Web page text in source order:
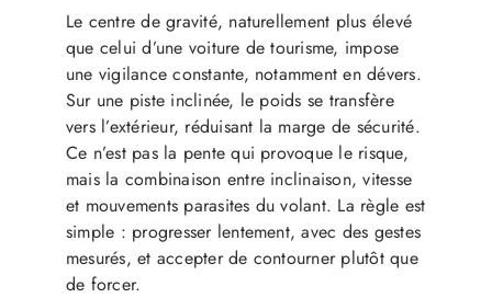
Le centre de gravité, naturellement plus élevé
que celui d’une voiture de tourisme, impose
une vigilance constante, notamment en dévers.
Sur une piste inclinée, le poids se transfère
vers l’extérieur, réduisant la marge de sécurité.
Ce n’est pas la pente qui provoque le risque,
mais la combinaison entre inclinaison, vitesse
et mouvements parasites du volant. La règle est
simple : progresser lentement, avec des gestes
mesurés, et accepter de contourner plutôt que
de forcer.